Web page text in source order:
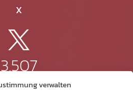
verwalten
X
3.507